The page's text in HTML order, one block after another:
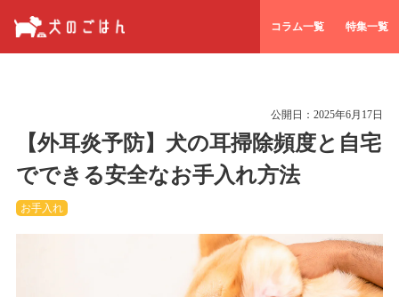
コラム一覧 特集一覧
公開日：2025年6月17日
【外耳炎予防】犬の耳掃除頻度と自宅
でできる安全なお手入れ方法
お手入れ